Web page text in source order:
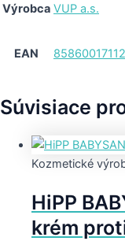
Výrobca VUP a.s.
EAN
Súvisiace
Kozmetické
HiPP
krém